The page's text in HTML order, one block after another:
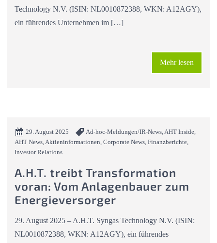
Technology N.V. (ISIN: NL0010872388, WKN: A12AGY),
ein führendes Unternehmen im […]
Mehr lesen
29. August 2025
Ad-hoc-Meldungen/IR-News, AHT Inside,
AHT News, Aktieninformationen, Corporate News, Finanzberichte,
Investor Relations
A.H.T. treibt Transformation
voran: Vom Anlagenbauer zum
Energieversorger
29. August 2025 – A.H.T. Syngas Technology N.V. (ISIN:
NL0010872388, WKN: A12AGY), ein führendes